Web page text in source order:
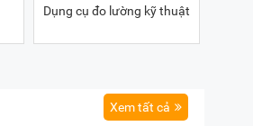
Dụng cụ đo lường kỹ thuật
Xem tất cả